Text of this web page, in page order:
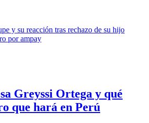
Greyssi Ortega y qué
que hará en Perú